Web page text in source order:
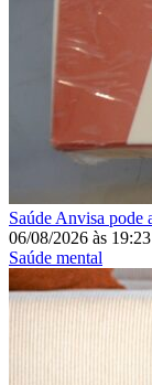
Saúde Anvisa pode
06/08/2026 às 19:23
Saúde mental